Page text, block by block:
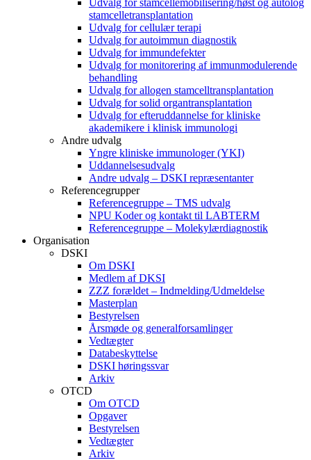
Udvalg for stamcellemobilisering/høst og autolog
stamcelletransplantation
Udvalg for cellulær terapi
Udvalg for autoimmun diagnostik
Udvalg for immundefekter
Udvalg for monitorering af immunmodulerende
behandling
Udvalg for allogen stamcelltransplantation
Udvalg for solid organtransplantation
Udvalg for efteruddannelse for kliniske
akademikere i klinisk immunologi
Andre udvalg
Yngre kliniske immunologer (YKI)
Uddannelsesudvalg
Andre udvalg – DSKI repræsentanter
Referencegrupper
Referencegruppe – TMS udvalg
NPU Koder og kontakt til LABTERM
Referencegruppe – Molekylærdiagnostik
Organisation
DSKI
Om DSKI
Medlem af DKSI
ZZZ forældet – Indmelding/Udmeldelse
Masterplan
Bestyrelsen
Årsmøde og generalforsamlinger
Vedtægter
Databeskyttelse
DSKI høringssvar
Arkiv
OTCD
Om OTCD
Opgaver
Bestyrelsen
Vedtægter
Arkiv